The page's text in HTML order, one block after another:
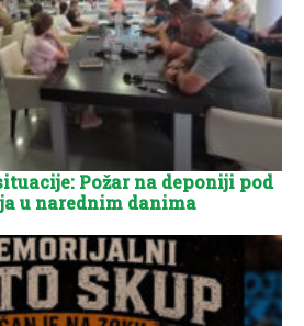
Požar na deponiji pod
u narednim danima